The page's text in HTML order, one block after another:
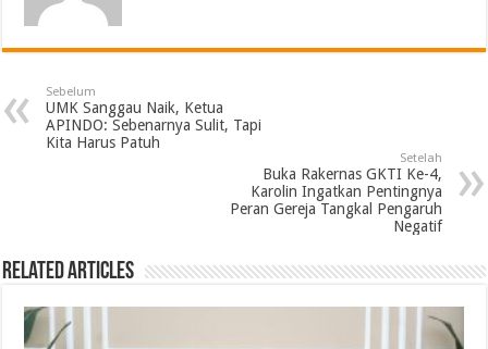
Sebelum
UMK Sanggau Naik, Ketua
APINDO: Sebenarnya Sulit, Tapi
Kita Harus Patuh
Setelah
Buka Rakernas GKTI Ke-4,
Karolin Ingatkan Pentingnya
Peran Gereja Tangkal Pengaruh
Negatif
Related Articles